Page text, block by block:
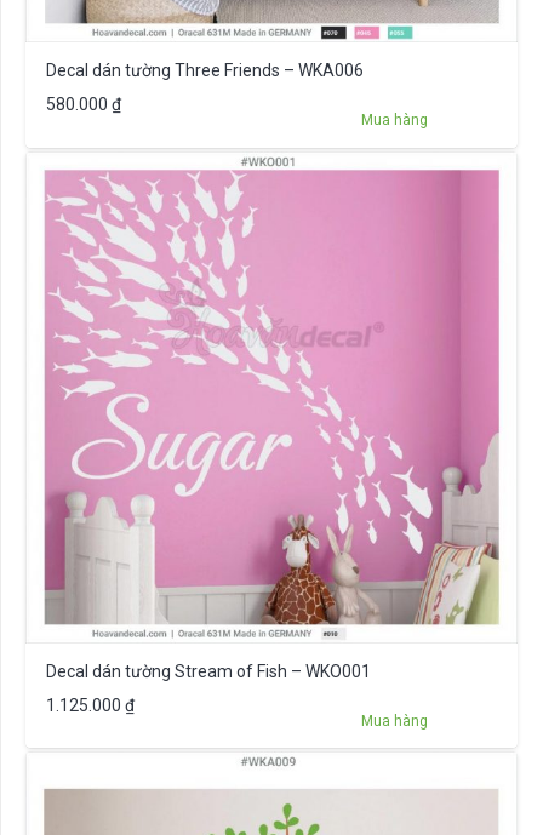
Decal dán tường Three Friends – WKA006
580.000 ₫
Mua hàng
Decal dán tường Stream of Fish – WKO001
1.125.000 ₫
Mua hàng